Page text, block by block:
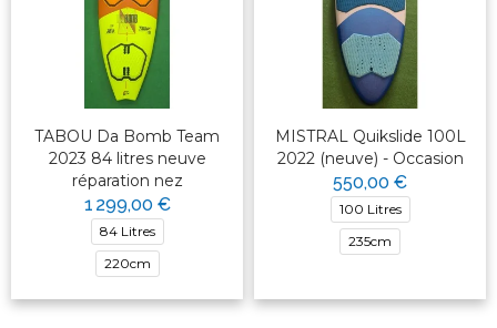
TABOU Da Bomb Team
2023 84 litres neuve
réparation nez
1 299,00 €
84 Litres
220cm
MISTRAL Quikslide 100L
2022 (neuve) - Occasion
550,00 €
100 Litres
235cm